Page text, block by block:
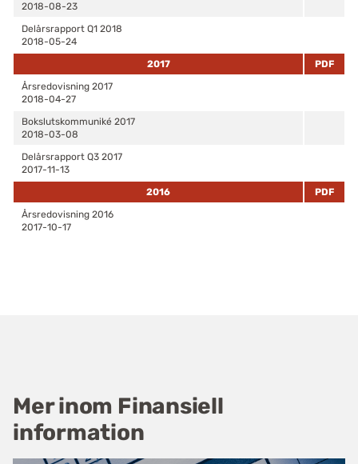
2018-08-23
Delårsrapport Q1 2018
2018-05-24
2017
PDF
Årsredovisning 2017
2018-04-27
Bokslutskommuniké 2017
2018-03-08
Delårsrapport Q3 2017
2017-11-13
2016
PDF
Årsredovisning 2016
2017-10-17
Mer inom Finansiell
information